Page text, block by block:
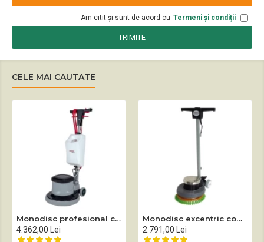
Am citit și sunt de acord cu Termeni și condiții
TRIMITE
CELE MAI CAUTATE
Monodisc profesional complet echipat Sprintus EM 17 EVO
4.362,00 Lei
Monodisc excentric complet echipat Sprintus EEM 13R
2.791,00 Lei